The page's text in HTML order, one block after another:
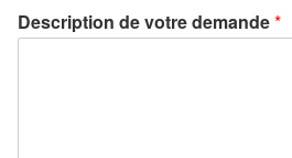
Description de votre demande*